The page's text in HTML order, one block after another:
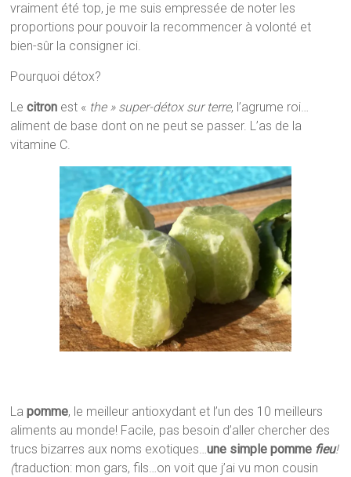
vraiment été top, je me suis empressée de noter les
proportions pour pouvoir la recommencer à volonté et
bien-sûr la consigner ici.
Pourquoi détox?
Lecitron est « the » super-détox sur terre, l’agrume roi…
aliment de base dont on ne peut se passer. L’as de la
vitamine C.
Lapomme, le meilleur antioxydant et l’un des 10 meilleurs
aliments au monde! Facile, pas besoin d’aller chercher des
trucs bizarres aux noms exotiques…une simple pomme fieu!
(traduction: mon gars, fils…on voit que j’ai vu mon cousin